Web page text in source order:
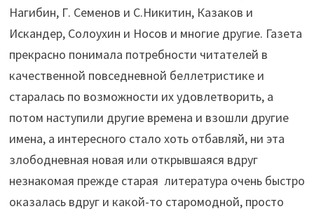
Нагибин, Г. Семeнов и С.Никитин, Казаков и
Искандер, Солоухин и Носов и многие другие. Газета
прекрасно понимала потребности читателей в
качественной повседневной беллетристике и
старалась по возможности их удовлетворить, а
потом наступили другие времена и взошли другие
имена, а интересного стало хоть отбавляй, ни эта
злободневная новая или открывшаяся вдруг
незнакомая прежде старая литература очень быстро
оказалась вдруг и какой-то старомодной, просто